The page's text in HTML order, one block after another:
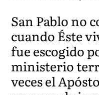
San Pablo no
cuando Éste
fue escogido
ministerio
veces el